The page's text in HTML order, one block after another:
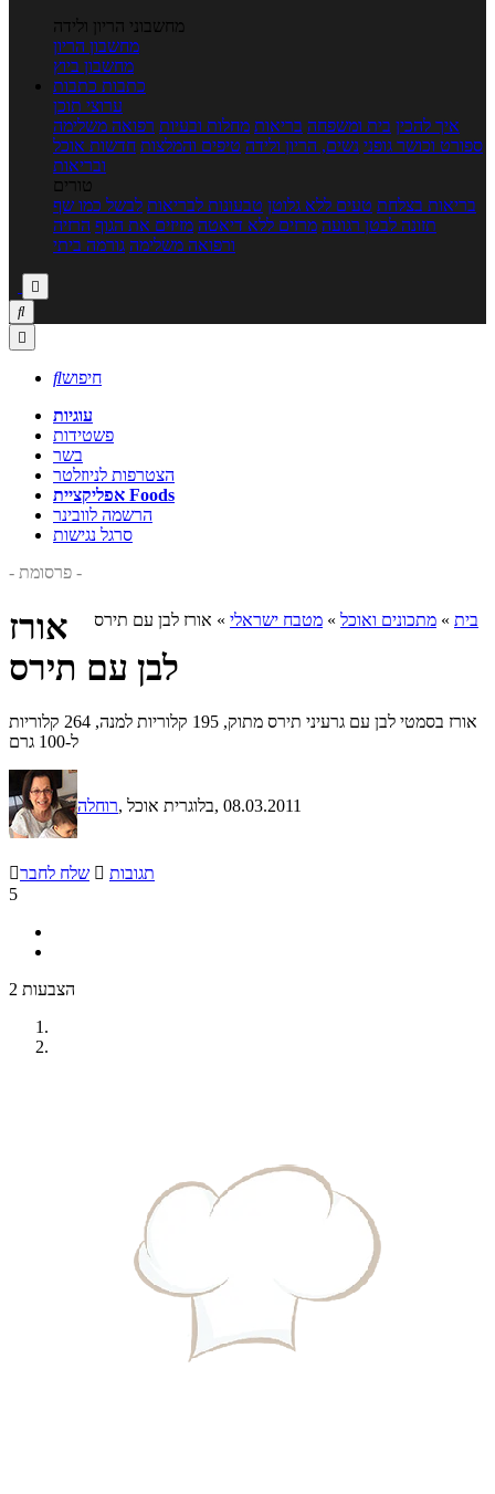
מחשבוני הריון ולידה
מחשבון הריון
מחשבון ביוץ
כתבות כתבות
ערוצי תוכן
איך להכין בית ומשפחה בריאות מחלות ובעיות רפואה משלימה
ספורט וכושר גופני נשים, הריון ולידה טיפים והמלצות חדשות אוכל
ובריאות
טורים
בריאות בצלחת טעים ללא גלוטן טבעונות לבריאות לבשל כמו שף
תזונה לבטן רגועה מרזים ללא דיאטה מזיזים את הגוף הרזיה
ורפואה משלימה גורמה ביתי



חיפוש
עוגיות
פשטידות
בשר
הצטרפות לניוזלטר
אפליקציית Foods
הרשמה לוובינר
סרגל נגישות
- פרסומת -
בית » מתכונים ואוכל » מטבח ישראלי » אורז לבן עם תירס
אורז
לבן עם תירס
אורז בסמטי לבן עם גרעיני תירס מתוק, 195 קלוריות למנה, 264 קלוריות
ל-100 גרם
רוחלה , בלוגרית אוכל, 08.03.2011
שלח לחבר  תגובות
5
2 הצבעות